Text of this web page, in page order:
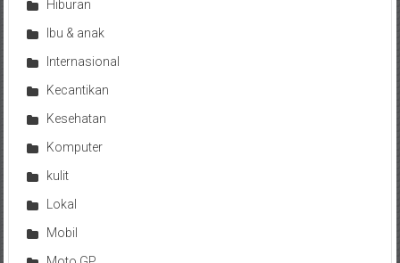
Hiburan
Ibu & anak
Internasional
Kecantikan
Kesehatan
Komputer
kulit
Lokal
Mobil